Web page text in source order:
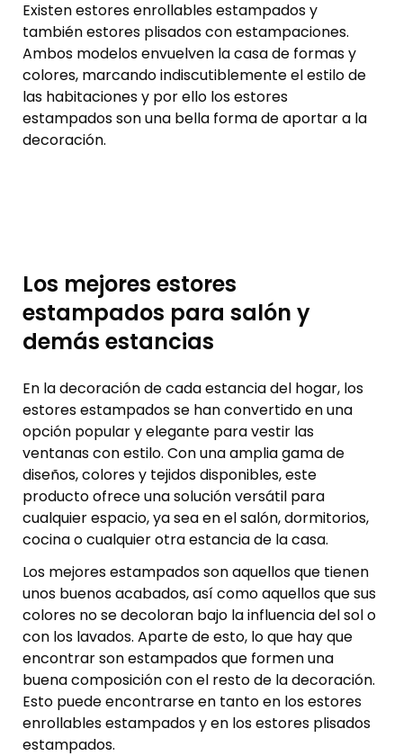
Existen estores enrollables estampados y
también estores plisados con estampaciones.
Ambos modelos envuelven la casa de formas y
colores, marcando indiscutiblemente el estilo de
las habitaciones y por ello los estores
estampados son una bella forma de aportar a la
decoración.
Los mejores estores
estampados para salón y
demás estancias
En la decoración de cada estancia del hogar, los
estores estampados se han convertido en una
opción popular y elegante para vestir las
ventanas con estilo. Con una amplia gama de
diseños, colores y tejidos disponibles, este
producto ofrece una solución versátil para
cualquier espacio, ya sea en el salón, dormitorios,
cocina o cualquier otra estancia de la casa.
Los mejores estampados son aquellos que tienen
unos buenos acabados, así como aquellos que sus
colores no se decoloran bajo la influencia del sol o
con los lavados. Aparte de esto, lo que hay que
encontrar son estampados que formen una
buena composición con el resto de la decoración.
Esto puede encontrarse en tanto en los estores
enrollables estampados y en los estores plisados
estampados.